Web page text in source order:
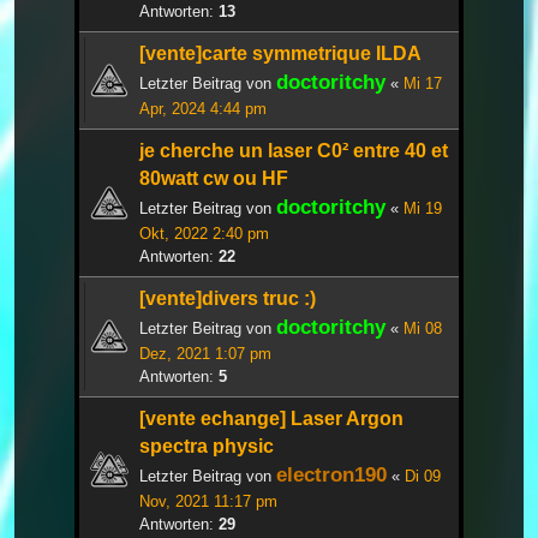
Antworten: 13
[vente]carte symmetrique ILDA
Letzter Beitrag von doctoritchy« Mi 17
Apr, 2024 4:44 pm
je cherche un laser C0² entre 40 et
80watt cw ou HF
Letzter Beitrag von doctoritchy« Mi 19
Okt, 2022 2:40 pm
Antworten: 22
[vente]divers truc :)
Letzter Beitrag von doctoritchy« Mi 08
Dez, 2021 1:07 pm
Antworten: 5
[vente echange] Laser Argon
spectra physic
Letzter Beitrag von electron190 « Di 09
Nov, 2021 11:17 pm
Antworten: 29